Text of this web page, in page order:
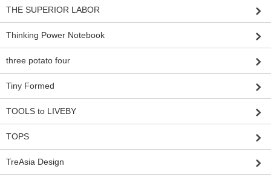
THE SUPERIOR LABOR
Thinking Power Notebook
three potato four
Tiny Formed
TOOLS to LIVEBY
TOPS
TreAsia Design